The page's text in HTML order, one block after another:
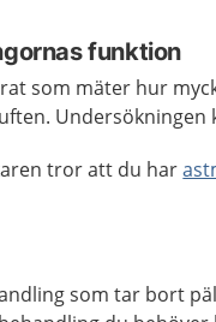
funktion
som mäter hur
Undersökningen
tror att du har
som tar bort